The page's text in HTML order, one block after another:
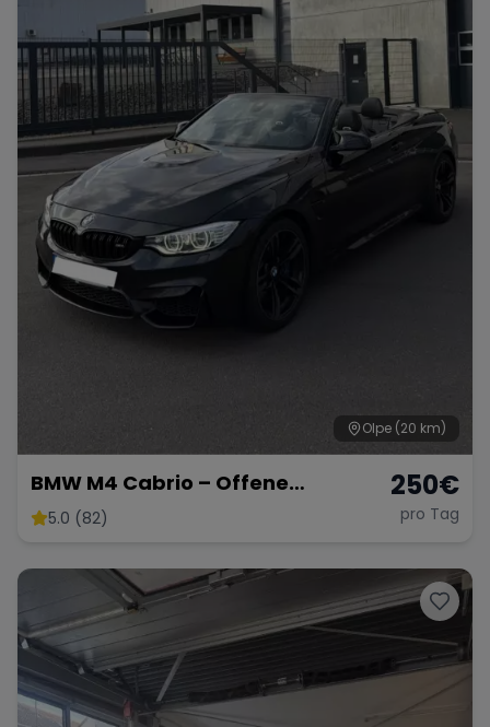
Olpe (20 km)
BMW M4 Cabrio – Offene
Fahrfreude mit 431 PS
5.0 (82)
250€
pro Tag